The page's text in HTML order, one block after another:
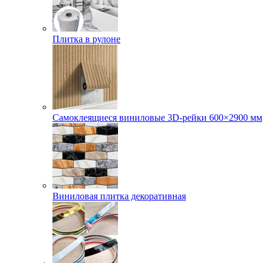
Плитка в рулоне
Самоклеящиеся виниловые 3D‑рейки 600×2900 мм
Виниловая плитка декоративная